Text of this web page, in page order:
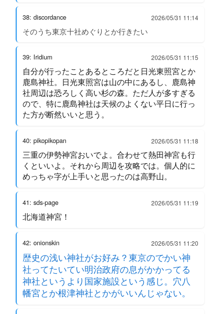
38: discordance 2026/05/31 11:14
そのうち東京十社めぐりとか行きたい
39: Iridium 2026/05/31 11:15
自分が行ったことあるところだと日光東照宮とか
鹿島神社。日光東照宮は山の中にあるし、鹿島神
社周辺は恐ろしく高い杉の森。ただ人が多すぎる
ので、特に鹿島神社は天候のよくない平日に行っ
た方が断然いいと思う。
40: pikopikopan 2026/05/31 11:18
三重の伊勢神宮おいでよ。合わせて熱田神宮も行
くといいよ。それから周辺を攻略では。個人的に
めっちゃ字が上手いと思ったのは高野山。
41: sds-page 2026/05/31 11:19
北海道神宮！
42: onionskin 2026/05/31 11:20
歴史の浅い神社がお好み？東京のでかい神
社ってたいてい明治政府の息がかかってる
神社というより国家施設という感じ。穴八
幡宮とか根津神社とかがいいんじゃない。